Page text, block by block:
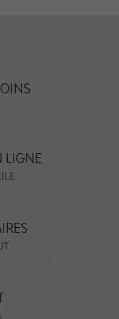
LIGNE